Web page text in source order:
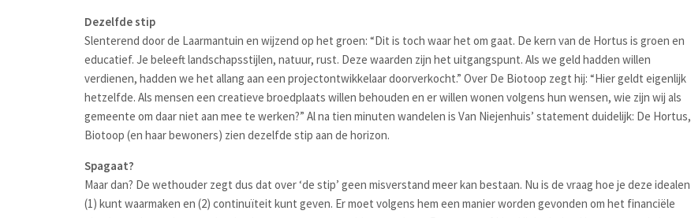
Dezelfde stip
Slenterend door de Laarmantuin en wijzend op het groen: “Dit is toch waar het om gaat. De kern van de Hortus is groen en
educatief. Je beleeft landschapsstijlen, natuur, rust. Deze waarden zijn het uitgangspunt. Als we geld hadden willen
verdienen, hadden we het allang aan een projectontwikkelaar doorverkocht.” Over De Biotoop zegt hij: “Hier geldt eigenlijk
hetzelfde. Als mensen een creatieve broedplaats willen behouden en er willen wonen volgens hun wensen, wie zijn wij als
gemeente om daar niet aan mee te werken?” Al na tien minuten wandelen is Van Niejenhuis’ statement duidelijk: De Hortus,
Biotoop (en haar bewoners) zien dezelfde stip aan de horizon.
Spagaat?
Maar dan? De wethouder zegt dus dat over ‘de stip’ geen misverstand meer kan bestaan. Nu is de vraag hoe je deze idealen
(1) kunt waarmaken en (2) continuïteit kunt geven. Er moet volgens hem een manier worden gevonden om het financiële